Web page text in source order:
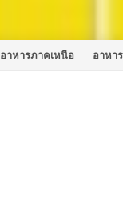
อาหารภาคเหนือ อาหา